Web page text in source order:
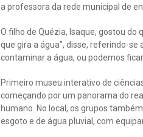
a professora da rede municipal de
O filho de Quézia, Isaque, gostou do
que gira a água”, disse, referindo-
contaminar a água, ou podemos
Primeiro museu interativo de
começando por um panorama do
humano. No local, os grupos
esgoto e de água pluvial, com